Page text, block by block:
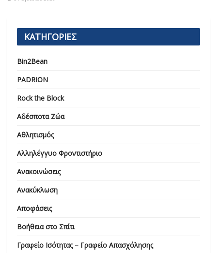
ΚΑΤΗΓΟΡΙΕΣ
Bin2Bean
PADRION
Rock the Block
Αδέσποτα Ζώα
Αθλητισμός
Αλληλέγγυο Φροντιστήριο
Ανακοινώσεις
Ανακύκλωση
Αποφάσεις
Βοήθεια στο Σπίτι
Γραφείο Ισότητας – Γραφείο Απασχόλησης